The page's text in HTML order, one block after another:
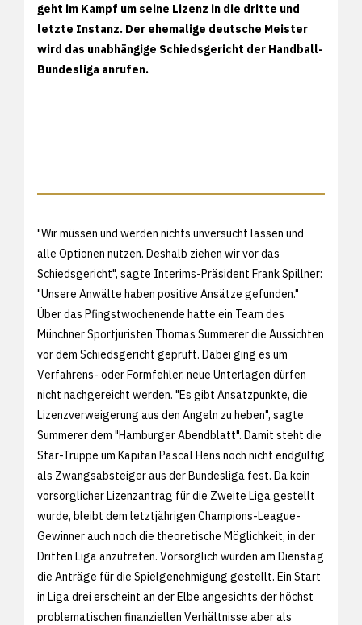
geht im Kampf um seine Lizenz in die dritte und
letzte Instanz. Der ehemalige deutsche Meister
wird das unabhängige Schiedsgericht der Handball-
Bundesliga anrufen.
"Wir müssen und werden nichts unversucht lassen und
alle Optionen nutzen. Deshalb ziehen wir vor das
Schiedsgericht", sagte Interims-Präsident Frank Spillner:
"Unsere Anwälte haben positive Ansätze gefunden."
Über das Pfingstwochenende hatte ein Team des
Münchner Sportjuristen Thomas Summerer die Aussichten
vor dem Schiedsgericht geprüft. Dabei ging es um
Verfahrens- oder Formfehler, neue Unterlagen dürfen
nicht nachgereicht werden. "Es gibt Ansatzpunkte, die
Lizenzverweigerung aus den Angeln zu heben", sagte
Summerer dem "Hamburger Abendblatt". Damit steht die
Star-Truppe um Kapitän Pascal Hens noch nicht endgültig
als Zwangsabsteiger aus der Bundesliga fest. Da kein
vorsorglicher Lizenzantrag für die Zweite Liga gestellt
wurde, bleibt dem letztjährigen Champions-League-
Gewinner auch noch die theoretische Möglichkeit, in der
Dritten Liga anzutreten. Vorsorglich wurden am Dienstag
die Anträge für die Spielgenehmigung gestellt. Ein Start
in Liga drei erscheint an der Elbe angesichts der höchst
problematischen finanziellen Verhältnisse aber als